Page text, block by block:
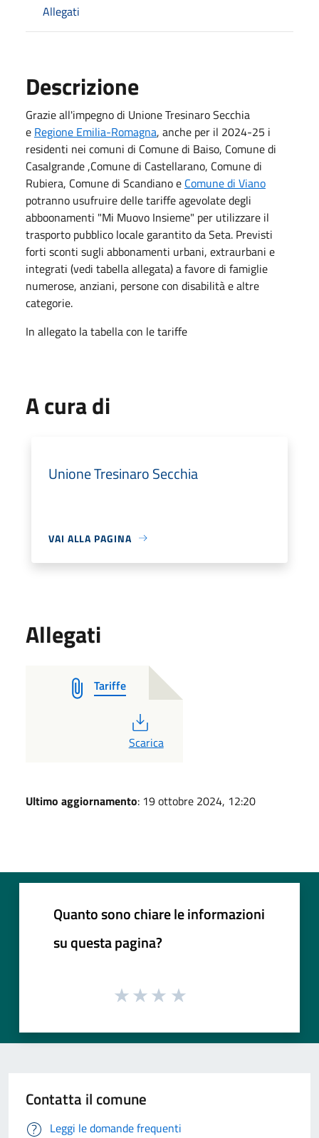
Allegati
Descrizione
Grazie all'impegno di Unione Tresinaro Secchia
e Regione Emilia-Romagna, anche per il 2024-25 i
residenti nei comuni di Comune di Baiso, Comune di
Casalgrande ,Comune di Castellarano, Comune di
Rubiera, Comune di Scandiano e Comune di Viano
potranno usufruire delle tariffe agevolate degli
abboonamenti "Mi Muovo Insieme" per utilizzare il
trasporto pubblico locale garantito da Seta. Previsti
forti sconti sugli abbonamenti urbani, extraurbani e
integrati (vedi tabella allegata) a favore di famiglie
numerose, anziani, persone con disabilità e altre
categorie.
In allegato la tabella con le tariffe
A cura di
Unione Tresinaro Secchia
VAI ALLA PAGINA
Allegati
Tariffe
PDF
Scarica
Ultimo aggiornamento: 19 ottobre 2024, 12:20
Quanto sono chiare le informazioni
su questa pagina?
Contatta il comune
Leggi le domande frequenti